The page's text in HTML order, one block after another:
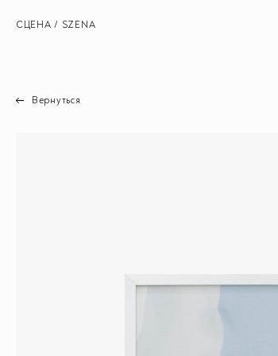
СЦЕНА / SZENA
Вернуться